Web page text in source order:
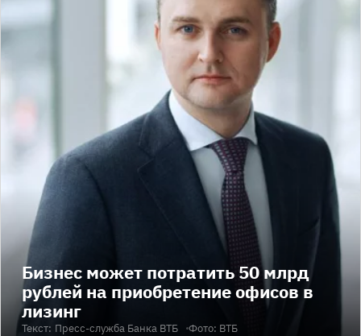
Бизнес может потратить 50 млрд
рублей на приобретение офисов в
лизинг
Текст: Пресс-служба Банка ВТБ Фото: ВТБ